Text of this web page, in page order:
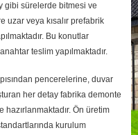
gibi sürelerde bitmesi ve
uzar veya kısalır prefabrik
Bu konutlar
teslim yapılmaktadır.
pencerelerine, duvar
her detay fabrika demonte
Ön üretim
kurulum